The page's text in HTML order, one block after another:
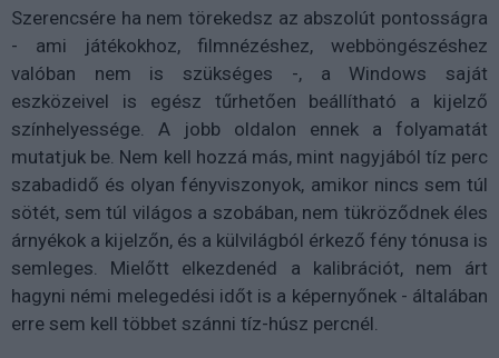
Szerencsére ha nem törekedsz az abszolút pontosságra
- ami játékokhoz, filmnézéshez, webböngészéshez
valóban nem is szükséges -, a Windows saját
eszközeivel is egész tűrhetően beállítható a kijelző
színhelyessége. A jobb oldalon ennek a folyamatát
mutatjuk be. Nem kell hozzá más, mint nagyjából tíz perc
szabadidő és olyan fényviszonyok, amikor nincs sem túl
sötét, sem túl világos a szobában, nem tükröződnek éles
árnyékok a kijelzőn, és a külvilágból érkező fény tónusa is
semleges. Mielőtt elkezdenéd a kalibrációt, nem árt
hagyni némi melegedési időt is a képernyőnek - általában
erre sem kell többet szánni tíz-húsz percnél.